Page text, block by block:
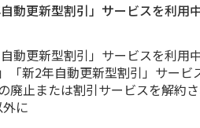
動更新型割引」サービスを利用
動更新型割引」サービスを利用
「新2年自動更新型割引」サー
廃止または割引サービスを解約
に